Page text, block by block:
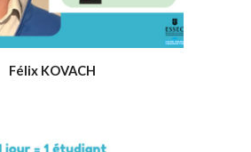
Félix KOVACH